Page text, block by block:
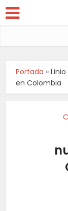
Portada »
en Colombia